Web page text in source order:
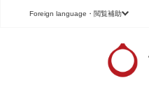
メニュー
Foreign language ・閲覧補助
重要なお知らせ
Foreign language